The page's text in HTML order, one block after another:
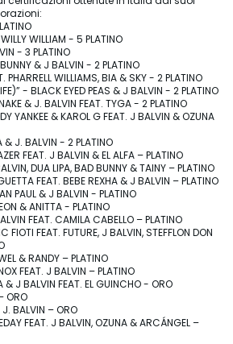
WILLIAM - 5 PLATINO
- 3 PLATINO
& J BALVIN - 2 PLATINO
PHARRELL WILLIAMS, BIA & SKY - 2 PLATINO
- BLACK EYED PEAS & J BALVIN - 2 PLATINO
& J. BALVIN FEAT. TYGA - 2 PLATINO
YANKEE & KAROL G FEAT. J BALVIN & OZUNA
& J. BALVIN - 2 PLATINO
FEAT. J BALVIN & EL ALFA – PLATINO
DUA LIPA, BAD BUNNY & TAINY – PLATINO
FEAT. BEBE REXHA & J BALVIN – PLATINO
PAUL & J BALVIN - PLATINO
& ANITTA - PLATINO
FEAT. CAMILA CABELLO – PLATINO
FEAT. FUTURE, J BALVIN, STEFFLON DON
& RANDY – PLATINO
FEAT. J BALVIN – PLATINO
& J BALVIN FEAT. EL GUINCHO - ORO
ORO
J. BALVIN – ORO
FEAT. J BALVIN, OZUNA & ARCÁNGEL –